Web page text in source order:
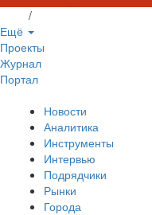
/
Ещё
Проекты
Журнал
Портал
Новости
Аналитика
Инструменты
Интервью
Подрядчики
Рынки
Города